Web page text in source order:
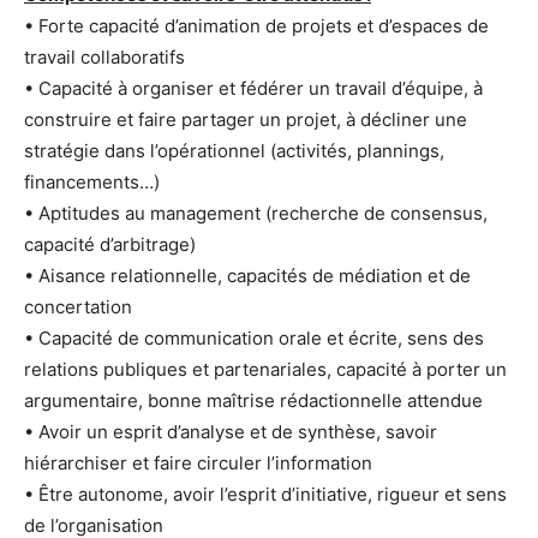
• Forte capacité d’animation de projets et d’espaces de
travail collaboratifs
• Capacité à organiser et fédérer un travail d’équipe, à
construire et faire partager un projet, à décliner une
stratégie dans l’opérationnel (activités, plannings,
financements…)
• Aptitudes au management (recherche de consensus,
capacité d’arbitrage)
• Aisance relationnelle, capacités de médiation et de
concertation
• Capacité de communication orale et écrite, sens des
relations publiques et partenariales, capacité à porter un
argumentaire, bonne maîtrise rédactionnelle attendue
• Avoir un esprit d’analyse et de synthèse, savoir
hiérarchiser et faire circuler l’information
• Être autonome, avoir l’esprit d’initiative, rigueur et sens
de l’organisation